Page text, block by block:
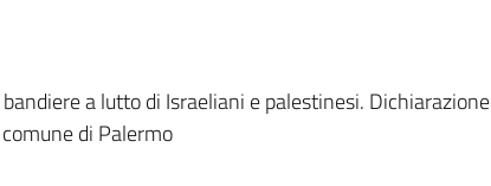
a lutto di Israeliani e palestinesi. Dichiarazione
di Palermo